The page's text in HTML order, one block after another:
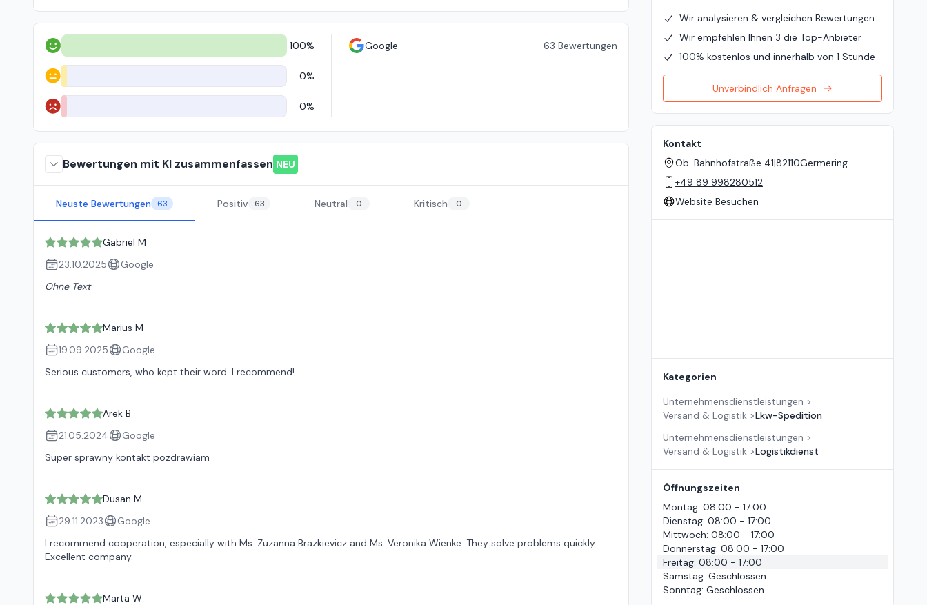
Positiv 100%
Neutral 0%
Negativ 0%
Google 63 Bewertungen
Bewertungen mit KI zusammenfassen NEU
Neuste Bewertungen 63 Positiv 63 Neutral 0 Kritisch 0
Gabriel M
23.10.2025
Google
Ohne Text
Marius M
19.09.2025
Google
Serious customers, who kept their word. I recommend!
Arek B
21.05.2024
Google
Super sprawny kontakt pozdrawiam
Dusan M
29.11.2023
Google
I recommend cooperation, especially with Ms. Zuzanna Brazkievicz and Ms. Veronika Wienke. They solve problems quickly.
Excellent company.
Marta W
Wir analysieren & vergleichen Bewertungen
Wir empfehlen Ihnen 3 die Top-Anbieter
100% kostenlos und innerhalb von 1 Stunde
Unverbindlich Anfragen
Kontakt
Ob. Bahnhofstraße 41|82110Germering
+49 89 998280512
Website Besuchen
Kategorien
Unternehmensdienstleistungen >
Versand & Logistik >Lkw-Spedition
Unternehmensdienstleistungen >
Versand & Logistik >Logistikdienst
Öffnungszeiten
Montag: 08:00 - 17:00
Dienstag: 08:00 - 17:00
Mittwoch: 08:00 - 17:00
Donnerstag: 08:00 - 17:00
Freitag: 08:00 - 17:00
Samstag: Geschlossen
Sonntag: Geschlossen